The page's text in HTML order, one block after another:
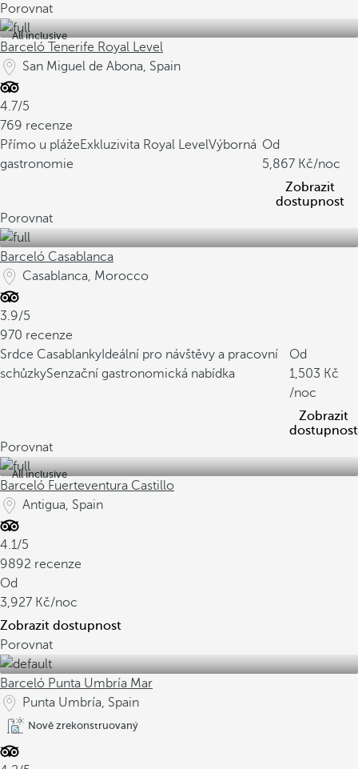
Porovnat
All inclusive
Barceló Tenerife Royal Level
San Miguel de Abona, Spain
4.7/5
769 recenze
Přímo u plážeExkluzivita Royal LevelVýborná
gastronomie
Od
5,867
/noc
Zobrazit
dostupnost
Porovnat
Barceló Casablanca
Casablanca, Morocco
3.9/5
970 recenze
Srdce Casablanky Ideální pro návštěvy a pracovní
schůzkySenzační gastronomická nabídka
Od
1,503
/noc
Zobrazit
dostupnost
Porovnat
All inclusive
Barceló Fuerteventura Castillo
Antigua, Spain
4.1/5
9892 recenze
Od
3,927
/noc
Zobrazit dostupnost
Porovnat
Barceló Punta Umbría Mar
Punta Umbría, Spain
Nově zrekonstruovaný